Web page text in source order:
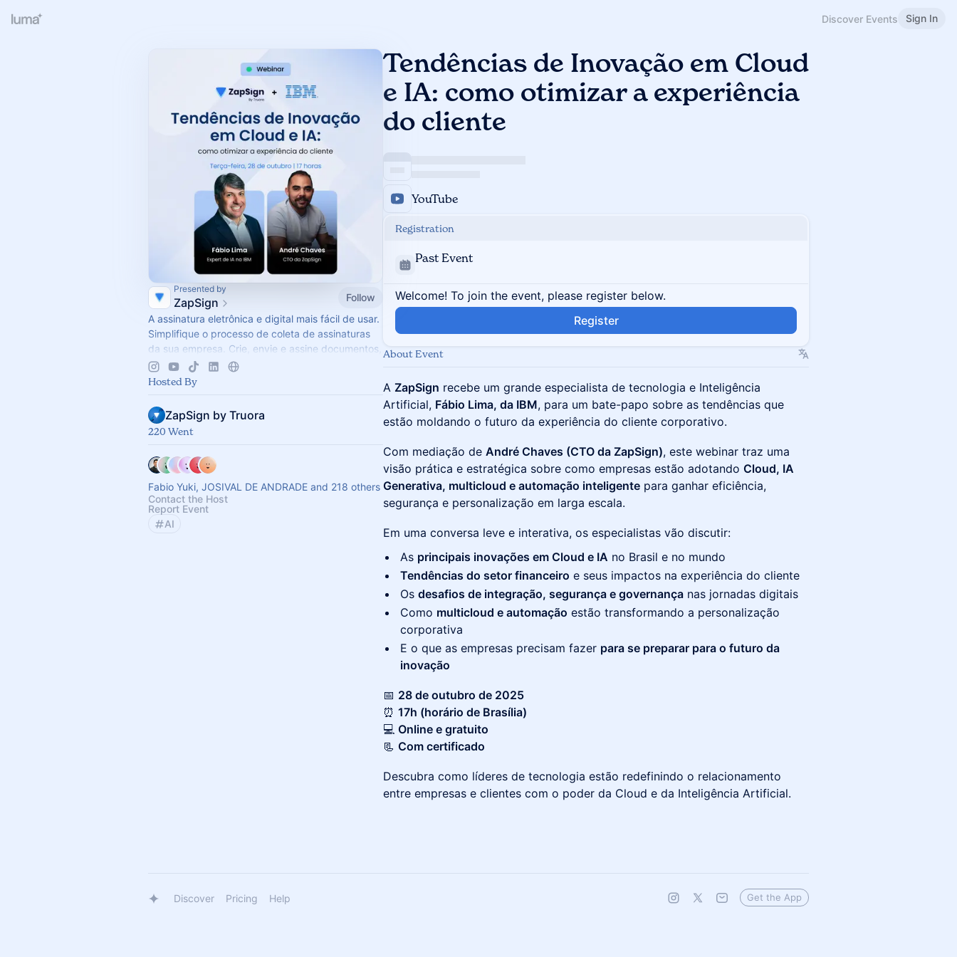
Discover Events Sign In
Presented by
ZapSign
Follow
A assinatura eletrônica e digital mais fácil de usar.
Simplifique o processo de coleta de assinaturas
da sua empresa. Crie, envie e assine documentos,
sempre com validade jurídica.
Hosted By
ZapSign by Truora
220 Went
Fabio Yuki, JOSIVAL DE ANDRADE and 218 others
Contact the Host
Report Event
AI
Tendências de Inovação em Cloud
e IA: como otimizar a experiência
do cliente
YouTube
Registration
Past Event
Welcome! To join the event, please register below.
Register
About Event
A ZapSign recebe um grande especialista de tecnologia e Inteligência
Artificial, Fábio Lima, da IBM, para um bate-papo sobre as tendências que
estão moldando o futuro da experiência do cliente corporativo.
Com mediação de André Chaves (CTO da ZapSign), este webinar traz uma
visão prática e estratégica sobre como empresas estão adotando Cloud, IA
Generativa, multicloud e automação inteligente para ganhar eficiência,
segurança e personalização em larga escala.
Em uma conversa leve e interativa, os especialistas vão discutir:
As principais inovações em Cloud e IA no Brasil e no mundo
Tendências do setor financeiro e seus impactos na experiência do cliente
Os desafios de integração, segurança e governança nas jornadas digitais
Como multicloud e automação estão transformando a personalização
corporativa
E o que as empresas precisam fazer para se preparar para o futuro da
inovação
📅 28 de outubro de 2025
⏰ 17h (horário de Brasília)
💻 Online e gratuito
📃 Com certificado
Descubra como líderes de tecnologia estão redefinindo o relacionamento
entre empresas e clientes com o poder da Cloud e da Inteligência Artificial.
Discover Pricing Help Get the App